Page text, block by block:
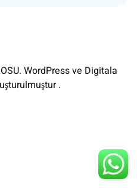
WordPress ve Digitala
.